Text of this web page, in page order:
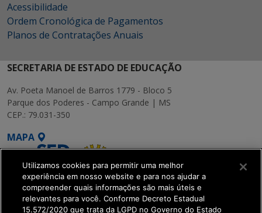
Acessibilidade
Ordem Cronológica de Pagamentos
Planos de Contratações Anuais
SECRETARIA DE ESTADO DE EDUCAÇÃO
Av. Poeta Manoel de Barros 1779 - Bloco 5
Parque dos Poderes - Campo Grande | MS
CEP.: 79.031-350
MAPA
Utilizamos cookies para permitir uma melhor
experiência em nosso website e para nos ajudar a
compreender quais informações são mais úteis e
relevantes para você. Conforme Decreto Estadual
15.572/2020 que trata da LGPD no Governo do Estado